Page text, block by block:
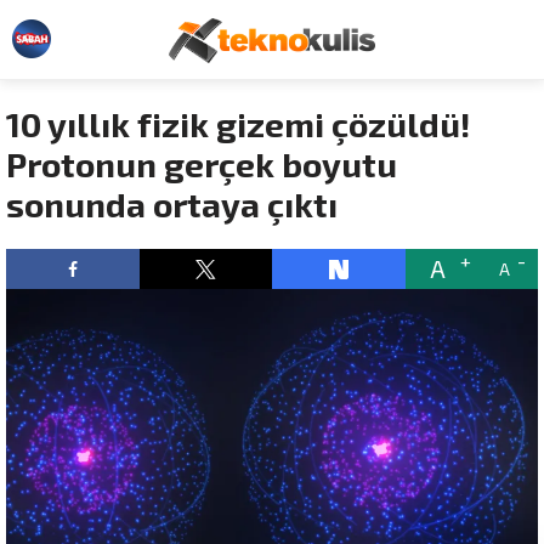
10 yıllık fizik gizemi çözüldü!
Protonun gerçek boyutu
sonunda ortaya çıktı
A A